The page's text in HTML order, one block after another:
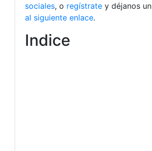
sociales, o regístrate y déjanos un
al siguiente enlace.
Indice